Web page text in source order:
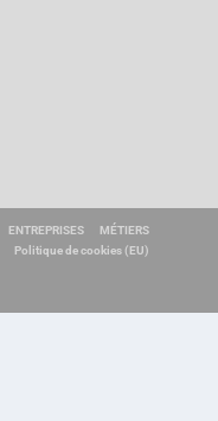
ENTREPRISES
MÉTIERS
Politique de cookies (EU)